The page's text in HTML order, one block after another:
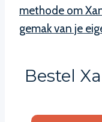
methode om
gemak van je
Bestel